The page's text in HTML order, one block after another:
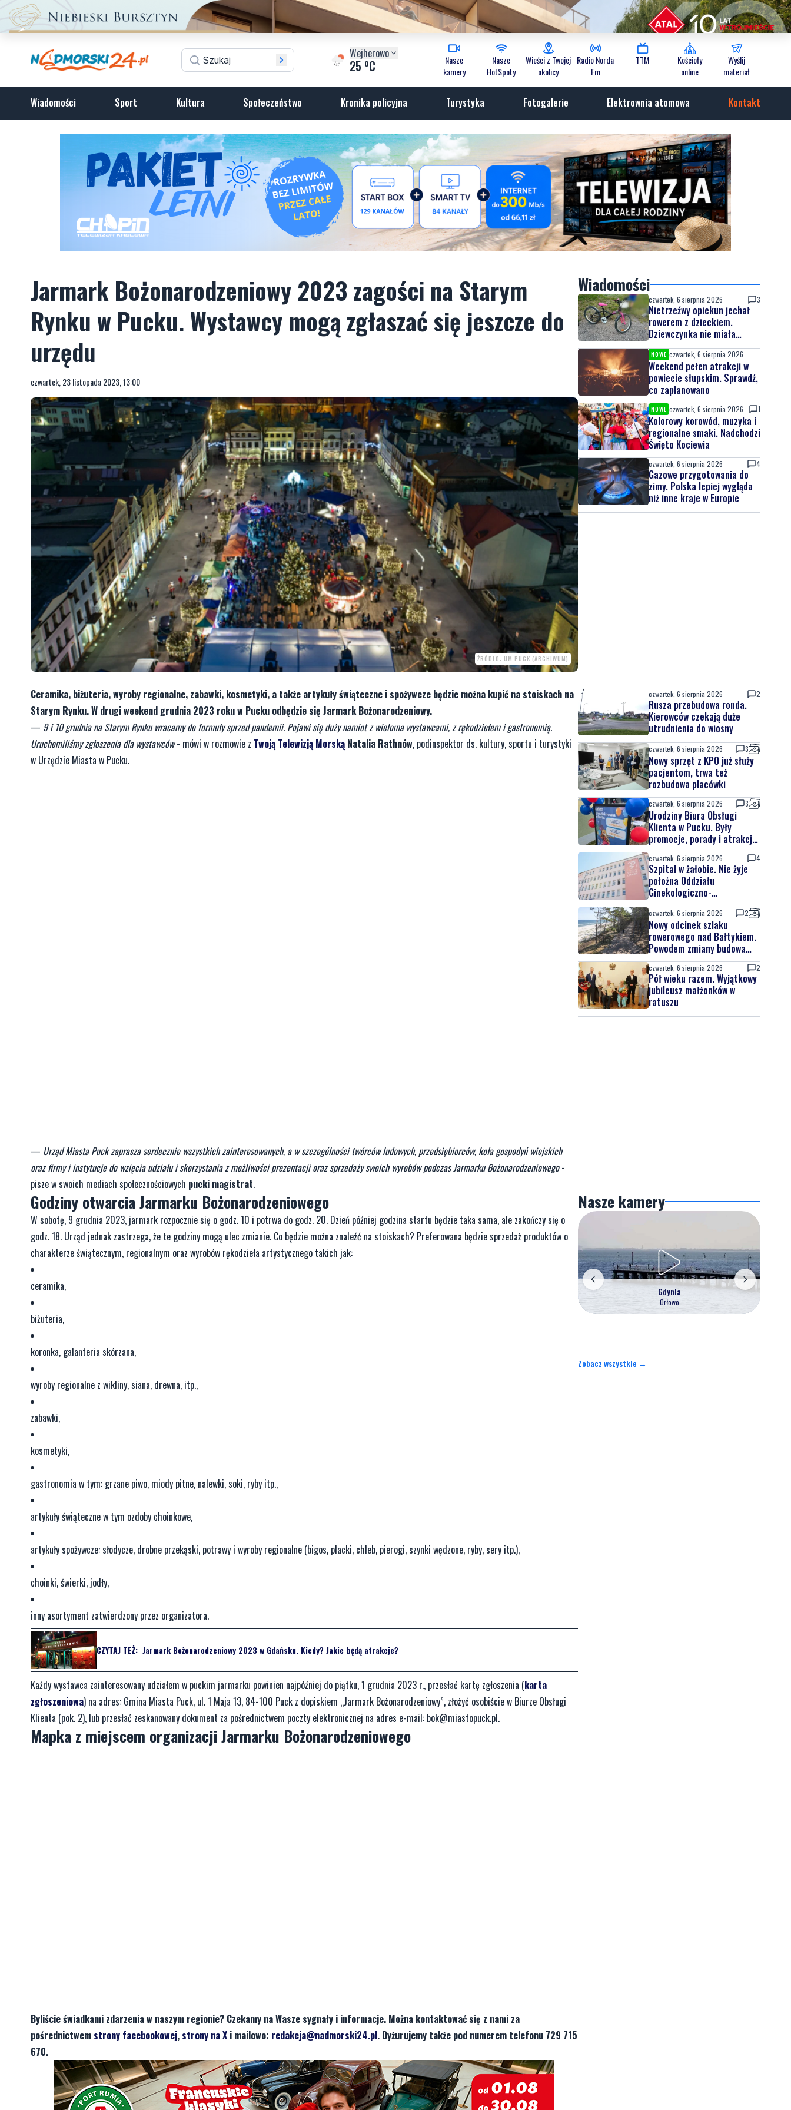
Wejherowo
25 oC
Nasze
kamery
Nasze
HotSpoty
Wieści z Twojej
okolicy
Radio Norda
Fm
TTM
Kościoły
online
Wyślij
materiał
Wiadomości Sport Kultura Społeczeństwo Kronika policyjna Turystyka Fotogalerie Elektrownia atomowa Kontakt
Jarmark Bożonarodzeniowy 2023 zagości na Starym
Rynku w Pucku. Wystawcy mogą zgłaszać się jeszcze do
urzędu
czwartek, 23 listopada 2023, 13:00
ŹRÓDŁO: UM PUCK (ARCHIWUM)
Ceramika, biżuteria, wyroby regionalne, zabawki, kosmetyki, a także artykuły świąteczne i spożywcze będzie można kupić na stoiskach na
Starym Rynku. W drugi weekend grudnia 2023 roku w Pucku odbędzie się Jarmark Bożonarodzeniowy.
— 9 i 10 grudnia na Starym Rynku wracamy do formuły sprzed pandemii. Pojawi się duży namiot z wieloma wystawcami, z rękodziełem i gastronomią.
Uruchomiliśmy zgłoszenia dla wystawców- mówi w rozmowie z Twoją Telewizją Morską Natalia Rathnów, podinspektor ds. kultury, sportu i turystyki
w Urzędzie Miasta w Pucku.
— Urząd Miasta Puck zaprasza serdecznie wszystkich zainteresowanych, a w szczególności twórców ludowych, przedsiębiorców, koła gospodyń wiejskich
oraz firmy i instytucje do wzięcia udziału i skorzystania z możliwości prezentacji oraz sprzedaży swoich wyrobów podczas Jarmarku Bożonarodzeniowego-
pisze w swoich mediach społecznościowych pucki magistrat.
Godziny otwarcia Jarmarku Bożonarodzeniowego
W sobotę, 9 grudnia 2023, jarmark rozpocznie się o godz. 10 i potrwa do godz. 20. Dzień później godzina startu będzie taka sama, ale zakończy się o
godz. 18. Urząd jednak zastrzega, że te godziny mogą ulec zmianie. Co będzie można znaleźć na stoiskach? Preferowana będzie sprzedaż produktów o
charakterze świątecznym, regionalnym oraz wyrobów rękodzieła artystycznego takich jak:
ceramika,
biżuteria,
koronka, galanteria skórzana,
wyroby regionalne z wikliny, siana, drewna, itp.,
zabawki,
kosmetyki,
gastronomia w tym: grzane piwo, miody pitne, nalewki, soki, ryby itp.,
artykuły świąteczne w tym ozdoby choinkowe,
artykuły spożywcze: słodycze, drobne przekąski, potrawy i wyroby regionalne (bigos, placki, chleb, pierogi, szynki wędzone, ryby, sery itp.),
choinki, świerki, jodły,
inny asortyment zatwierdzony przez organizatora.
CZYTAJ TEŻ: Jarmark Bożonarodzeniowy 2023 w Gdańsku. Kiedy? Jakie będą atrakcje?
Każdy wystawca zainteresowany udziałem w puckim jarmarku powinien najpóźniej do piątku, 1 grudnia 2023 r., przesłać kartę zgłoszenia (karta
zgłoszeniowa) na adres: Gmina Miasta Puck, ul. 1 Maja 13, 84-100 Puck z dopiskiem „Jarmark Bożonarodzeniowy”, złożyć osobiście w Biurze Obsługi
Klienta (pok. 2), lub przesłać zeskanowany dokument za pośrednictwem poczty elektronicznej na adres e-mail: bok@miastopuck.pl.
Mapka z miejscem organizacji Jarmarku Bożonarodzeniowego
Byliście świadkami zdarzenia w naszym regionie? Czekamy na Wasze sygnały i informacje. Można kontaktować się z nami za
pośrednictwem strony facebookowej, strony na X i mailowo: redakcja@nadmorski24.pl. Dyżurujemy także pod numerem telefonu 729 715
670.
Wiadomości
czwartek, 6 sierpnia 2026 3
Nietrzeźwy opiekun jechał
rowerem z dzieckiem.
Dziewczynka nie miała
kasku
NOWE czwartek, 6 sierpnia 2026
Weekend pełen atrakcji w
powiecie słupskim. Sprawdź,
co zaplanowano
NOWE czwartek, 6 sierpnia 2026 1
Kolorowy korowód, muzyka i
regionalne smaki. Nadchodzi
Święto Kociewia
czwartek, 6 sierpnia 2026 4
Gazowe przygotowania do
zimy. Polska lepiej wygląda
niż inne kraje w Europie
czwartek, 6 sierpnia 2026 2
Rusza przebudowa ronda.
Kierowców czekają duże
utrudnienia do wiosny
czwartek, 6 sierpnia 2026 3
Nowy sprzęt z KPO już służy
pacjentom, trwa też
rozbudowa placówki
czwartek, 6 sierpnia 2026 3
Urodziny Biura Obsługi
Klienta w Pucku. Były
promocje, porady i atrakcje
dla najmłodszych
czwartek, 6 sierpnia 2026 4
Szpital w żałobie. Nie żyje
położna Oddziału
Ginekologiczno-
Położniczego
czwartek, 6 sierpnia 2026 2
Nowy odcinek szlaku
rowerowego nad Bałtykiem.
Powodem zmiany budowa
elektrowni jądrowej
czwartek, 6 sierpnia 2026 2
Pół wieku razem. Wyjątkowy
jubileusz małżonków w
ratuszu
Nasze kamery
Gdynia
Orłowo
Zobacz wszystkie →